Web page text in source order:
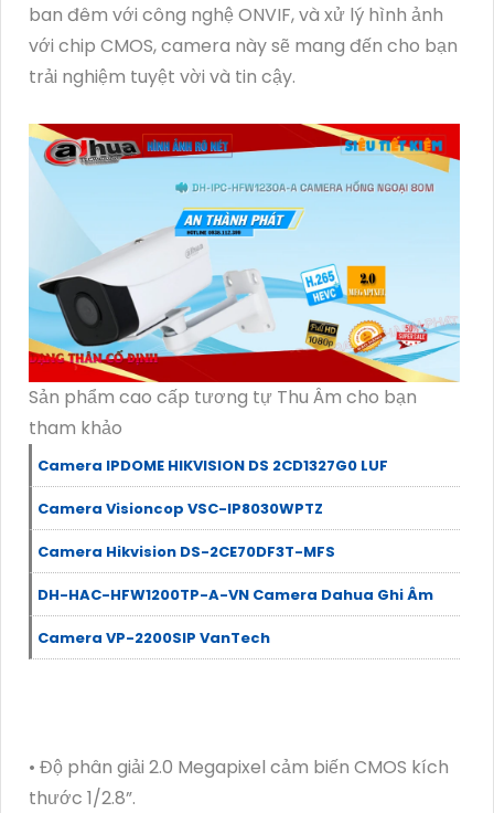
ban đêm với công nghệ ONVIF, và xử lý hình ảnh
với chip CMOS, camera này sẽ mang đến cho bạn
trải nghiệm tuyệt vời và tin cậy.
Sản phẩm cao cấp tương tự Thu Âm cho bạn
tham khảo
Camera IPDOME HIKVISION DS 2CD1327G0 LUF
Camera Visioncop VSC-IP8030WPTZ
Camera Hikvision DS-2CE70DF3T-MFS
DH-HAC-HFW1200TP-A-VN Camera Dahua Ghi Âm
Camera VP-2200SIP VanTech
• Độ phân giải 2.0 Megapixel cảm biến CMOS kích
thước 1/2.8”.